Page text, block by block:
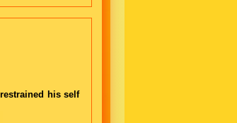
his self